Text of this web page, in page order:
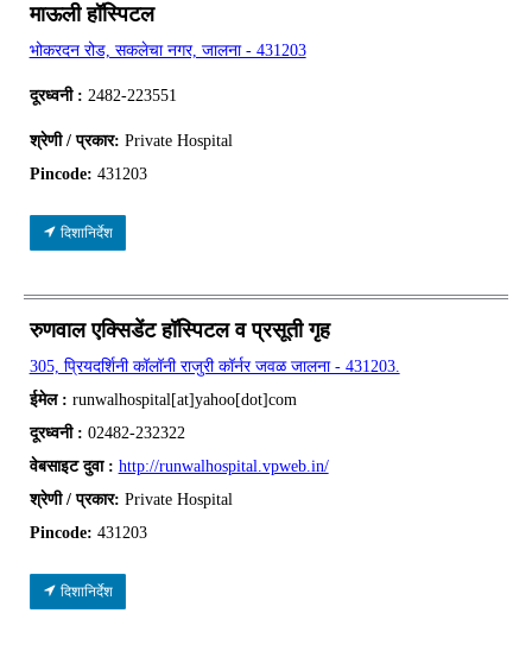
माऊली हॉस्पिटल
भोकरदन रोड, सकलेचा नगर, जालना - 431203
दूरध्वनी : 2482-223551
श्रेणी / प्रकार: Private Hospital
Pincode: 431203
दिशानिर्देश
रुणवाल एक्सिडेंट हॉस्पिटल व प्रसूती गृह
305, प्रियदर्शिनी कॉलॉनी राजुरी कॉर्नर जवळ जालना - 431203.
ईमेल : runwalhospital[at]yahoo[dot]com
दूरध्वनी : 02482-232322
वेबसाइट दुवा : http://runwalhospital.vpweb.in/
श्रेणी / प्रकार: Private Hospital
Pincode: 431203
दिशानिर्देश